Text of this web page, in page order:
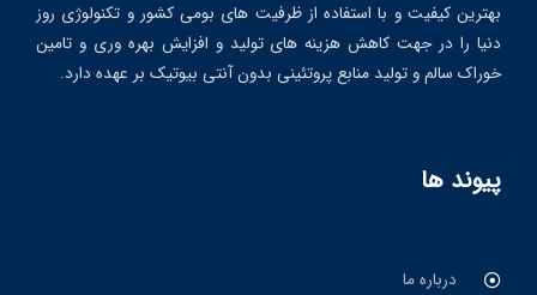
بهترین کیفیت و با استفاده از ظرفیت های بومی کشور و تکنولوژی روز
دنیا را در جهت کاهش هزینه های تولید و افزایش بهره وری و تامین
خوراک سالم و تولید منابع پروتئینی بدون آنتی بیوتیک بر عهده دارد.
پیوند ها
درباره ما